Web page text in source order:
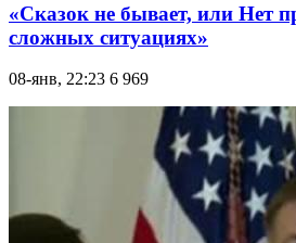
«Сказок не бывает, или Нет
сложных ситуациях»
08-янв, 22:23 6 969